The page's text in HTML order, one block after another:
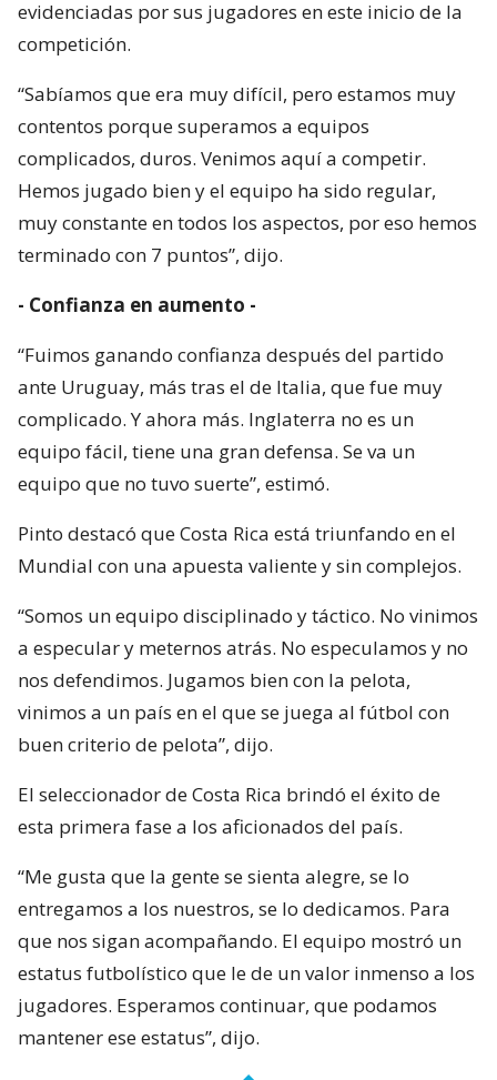
evidenciadas por sus jugadores en este inicio de la
competición.
“Sabíamos que era muy difícil, pero estamos muy
contentos porque superamos a equipos
complicados, duros. Venimos aquí a competir.
Hemos jugado bien y el equipo ha sido regular,
muy constante en todos los aspectos, por eso hemos
terminado con 7 puntos”, dijo.
- Confianza en aumento -
“Fuimos ganando confianza después del partido
ante Uruguay, más tras el de Italia, que fue muy
complicado. Y ahora más. Inglaterra no es un
equipo fácil, tiene una gran defensa. Se va un
equipo que no tuvo suerte”, estimó.
Pinto destacó que Costa Rica está triunfando en el
Mundial con una apuesta valiente y sin complejos.
“Somos un equipo disciplinado y táctico. No vinimos
a especular y meternos atrás. No especulamos y no
nos defendimos. Jugamos bien con la pelota,
vinimos a un país en el que se juega al fútbol con
buen criterio de pelota”, dijo.
El seleccionador de Costa Rica brindó el éxito de
esta primera fase a los aficionados del país.
“Me gusta que la gente se sienta alegre, se lo
entregamos a los nuestros, se lo dedicamos. Para
que nos sigan acompañando. El equipo mostró un
estatus futbolístico que le de un valor inmenso a los
jugadores. Esperamos continuar, que podamos
mantener ese estatus”, dijo.